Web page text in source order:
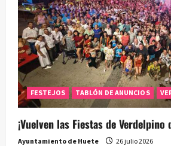
FESTEJOS TABLÓN DE ANUNCIOS
¡Vuelven las Fiestas de Verdelpino
Ayuntamiento de Huete 26 julio 2026